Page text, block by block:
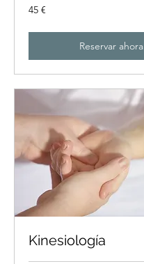
45
euros
45 €
Reservar ahora
Kinesiología